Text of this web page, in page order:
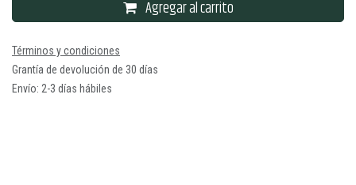
Agregar al carrito
Términos y condiciones
Grantía de devolución de 30 días
Envío: 2-3 días hábiles